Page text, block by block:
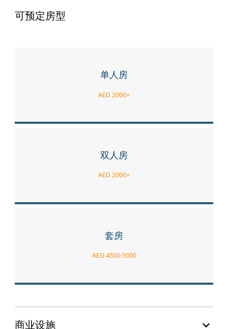
可预定房型
单人房
AED 2000+
双人房
AED 2000+
套房
AED 4500-5000
商业设施